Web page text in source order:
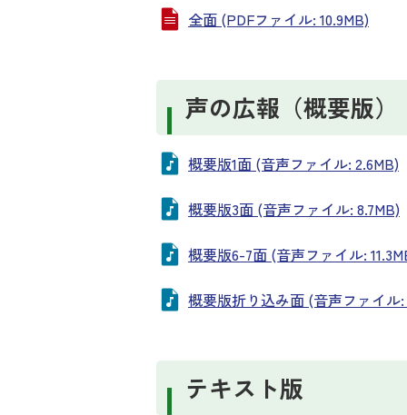
全面 (PDFファイル: 10.9MB)
声の広報（概要版）
概要版1面 (音声ファイル: 2.6MB)
概要版3面 (音声ファイル: 8.7MB)
概要版6-7面 (音声ファイル:
概要版折り込み面 (音声ファイル:
テキスト版